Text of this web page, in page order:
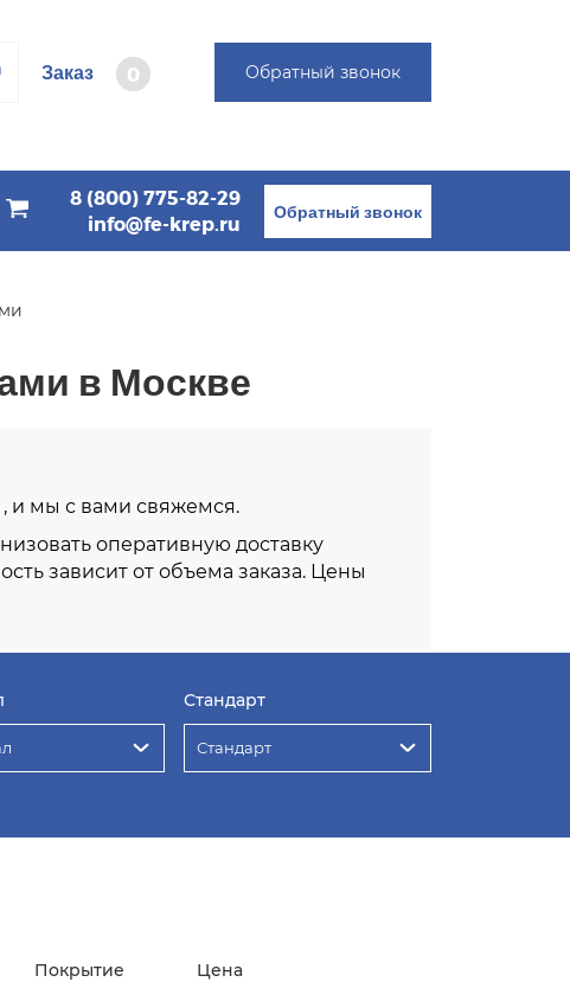
Заказ 0 Обратный звонок
8 (800) 775-82-29
info@fe-krep.ru
Обратный звонок
в Москве
, и мы с вами свяжемся.
оперативную доставку
зависит от объема заказа. Цены
Стандарт
Стандарт
Покрытие Цена